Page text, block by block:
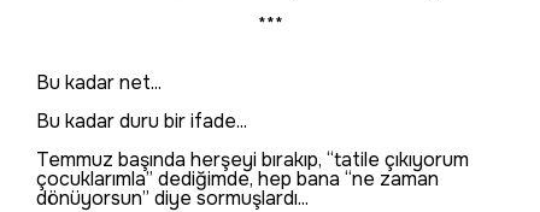
***
Bu kadar net...
Bu kadar duru bir ifade...
Temmuz başında herşeyi bırakıp, “tatile çıkıyorum
çocuklarımla” dediğimde, hep bana “ne zaman
dönüyorsun” diye sormuşlardı...